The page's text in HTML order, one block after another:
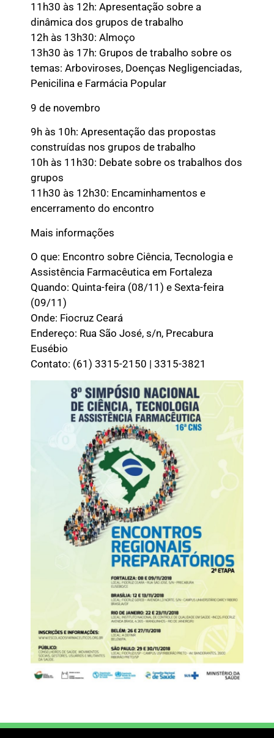
11h30 às 12h: Apresentação sobre a
dinâmica dos grupos de trabalho
12h às 13h30: Almoço
13h30 às 17h: Grupos de trabalho sobre os
temas: Arboviroses, Doenças Negligenciadas,
Penicilina e Farmácia Popular
9 de novembro
9h às 10h: Apresentação das propostas
construídas nos grupos de trabalho
10h às 11h30: Debate sobre os trabalhos dos
grupos
11h30 às 12h30: Encaminhamentos e
encerramento do encontro
Mais informações
O que: Encontro sobre Ciência, Tecnologia e
Assistência Farmacêutica em Fortaleza
Quando: Quinta-feira (08/11) e Sexta-feira
(09/11)
Onde: Fiocruz Ceará
Endereço: Rua São José, s/n, Precabura
Eusébio
Contato: (61) 3315-2150 | 3315-3821